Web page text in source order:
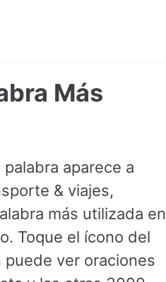
Más
aparece a
& viajes,
más utilizada en
Toque el ícono del
ver oraciones